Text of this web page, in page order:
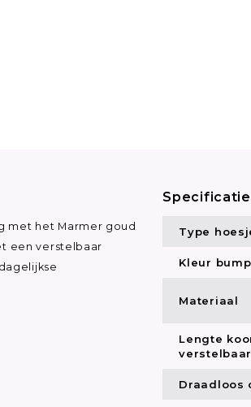
met het Marmer goud
een verstelbaar
Type
Kleur
Materiaal
Lengte
verstelbaar
Draadloos